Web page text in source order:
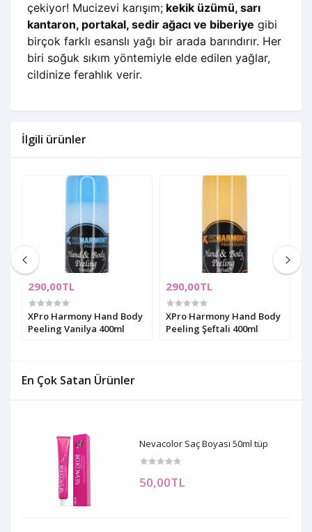
En Çok Satan Ürünler
Nevacolor Saç Boyası 50ml tüp
50,00TL
çekiyor! Mucizevi karışım; kekik üzümü, sarı
kantaron, portakal, sedir ağacı ve biberiye gibi
birçok farklı esanslı yağı bir arada barındırır. Her
biri soğuk sıkım yöntemiyle elde edilen yağlar,
cildinize ferahlık verir.
İlgili ürünler
290,00TL
XPro Harmony Hand Body
Peeling Vanilya 400ml
290,00TL
XPro Harmony Hand Body
Peeling Şeftali 400ml